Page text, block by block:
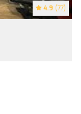
4.9 (77)